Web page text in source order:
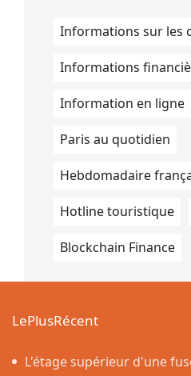
Informations sur les
Informations
Information en ligne
Paris au quotidien
Hebdomadaire
Hotline touristique
Blockchain Finance
LePlusRécent
L'étage supérieur d'une